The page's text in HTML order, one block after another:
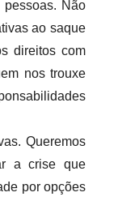
Não
ao saque
direitos com
nos trouxe
Queremos
a crise que
por opções